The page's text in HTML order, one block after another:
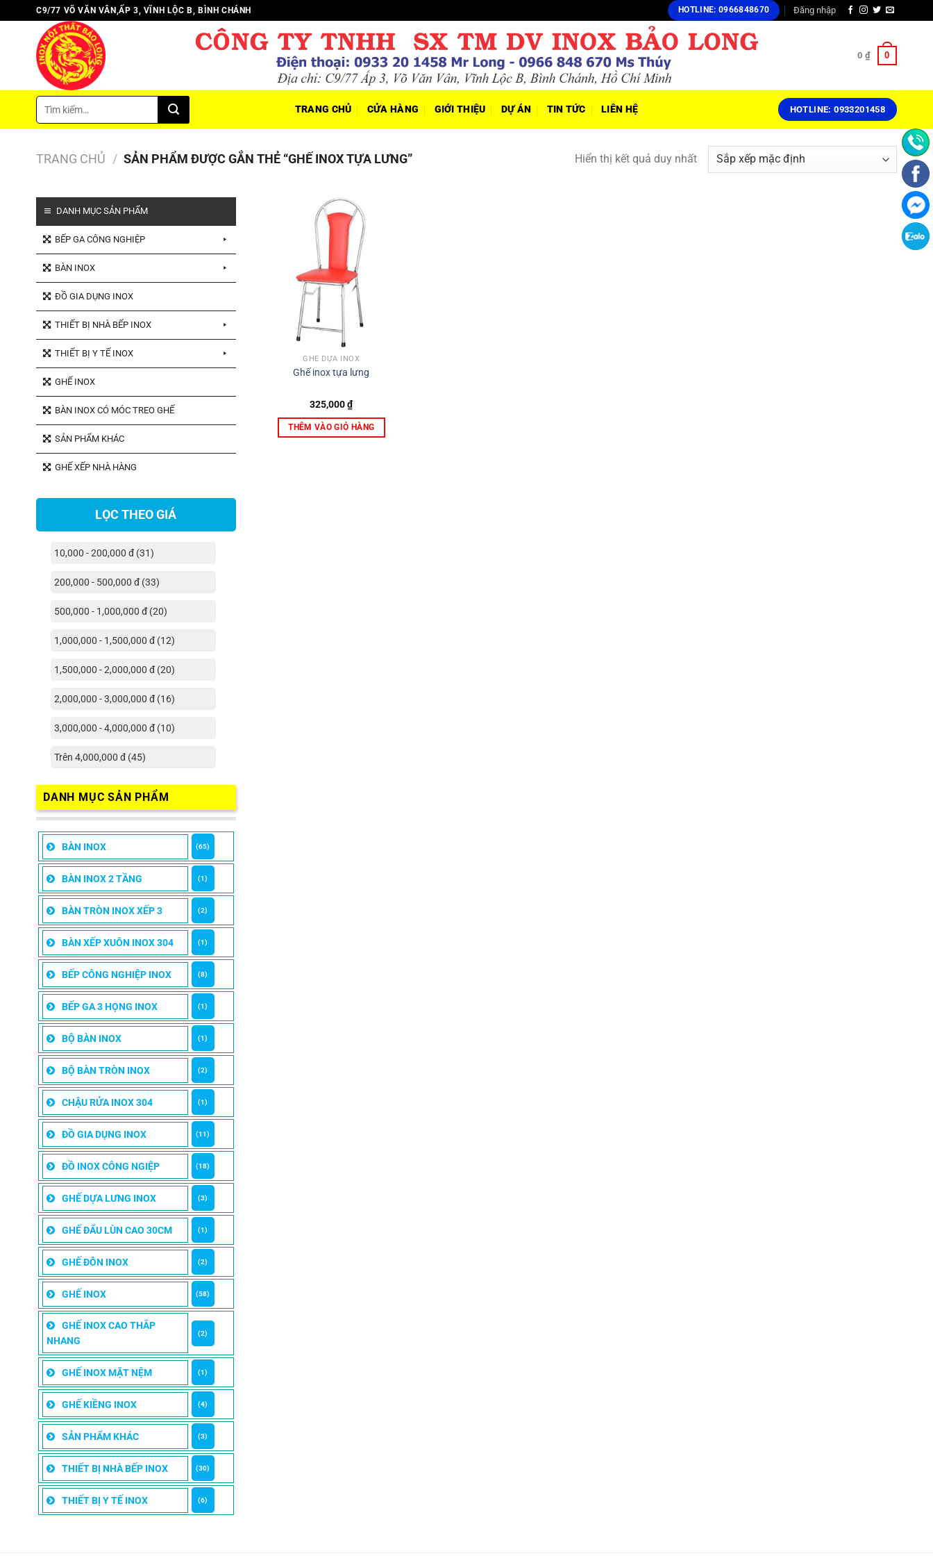
đến
C9/77 VÕ VĂN VÂN,ẤP 3, VĨNH LỘC B, BÌNH CHÁNH HOTLINE: 0966848670 Đăng nhập
0 ₫ 0
Tìm
kiếm:
TRANG CHỦ CỬA HÀNG GIỚI THIỆU DỰ ÁN TIN TỨC LIÊN HỆ HOTLINE: 0933201458
TRANG CHỦ / SẢN PHẨM ĐƯỢC GẮN THẺ “GHẾ INOX TỰA LƯNG” Hiển thị kết quả duy nhất
DANH MỤC SẢN PHẨM
BẾP GA CÔNG NGHIỆP
BÀN INOX
ĐỒ GIA DỤNG INOX
THIẾT BỊ NHÀ BẾP INOX
THIẾT BỊ Y TẾ INOX
GHẾ INOX
BÀN INOX CÓ MÓC TREO GHẾ
SẢN PHẨM KHÁC
GHẾ XẾP NHÀ HÀNG
LỌC THEO GIÁ
10,000 - 200,000 đ (31)
200,000 - 500,000 đ (33)
500,000 - 1,000,000 đ (20)
1,000,000 - 1,500,000 đ (12)
1,500,000 - 2,000,000 đ (20)
2,000,000 - 3,000,000 đ (16)
3,000,000 - 4,000,000 đ (10)
Trên 4,000,000 đ (45)
DANH MỤC SẢN PHẨM
BÀN INOX (65)
BÀN INOX 2 TẦNG (1)
BÀN TRÒN INOX XẾP 3 (2)
BÀN XẾP XUÔN INOX 304 (1)
BẾP CÔNG NGHIỆP INOX (8)
BẾP GA 3 HỌNG INOX (1)
BỘ BÀN INOX (1)
BỘ BÀN TRÒN INOX (2)
CHẬU RỬA INOX 304 (1)
ĐỒ GIA DỤNG INOX (11)
ĐỒ INOX CÔNG NGIỆP (18)
GHẾ DỰA LƯNG INOX (3)
GHẾ ĐẨU LÙN CAO 30CM (1)
GHẾ ĐÔN INOX (2)
GHẾ INOX (58)
GHẾ INOX CAO THẮP
NHANG
(2)
GHẾ INOX MẶT NỆM (1)
GHẾ KIỀNG INOX (4)
SẢN PHẨM KHÁC (3)
THIẾT BỊ NHÀ BẾP INOX (30)
THIẾT BỊ Y TẾ INOX (6)
GHẾ DỰA INOX
Ghế inox tựa lưng
325,000₫
THÊM VÀO GIỎ HÀNG